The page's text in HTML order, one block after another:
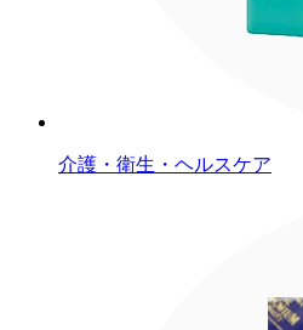
介護・衛生・ヘルスケア